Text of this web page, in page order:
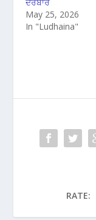
May 25, 2026
In "Ludhaina"
RATE: